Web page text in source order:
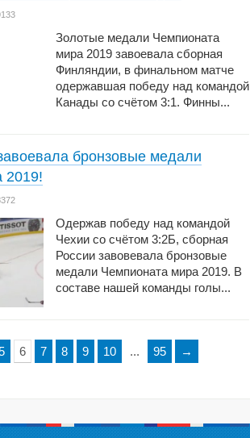
Золотые медали Чемпионата
мира 2019 завоевала сборная
Финляндии, в финальном матче
одержавшая победу над командой
Канады со счётом 3:1. Финны...
бронзовые медали
2019!
Одержав победу над командой
Чехии со счётом 3:2Б, сборная
России завовевала бронзовые
медали Чемпионата мира 2019. В
составе нашей команды голы...
6 7 8 9 10 ... 95 →